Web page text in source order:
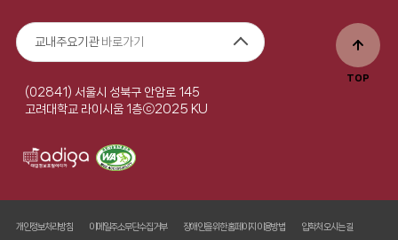
TOP
교내주요기관바로가기
(02841) 서울시 성북구 안암로 145
고려대학교 라이시움 1층ⓒ2025 KU
개인정보처리방침 이메일주소무단수집거부 장애인을 위한 홈페이지 이용방법 입학처 오시는 길